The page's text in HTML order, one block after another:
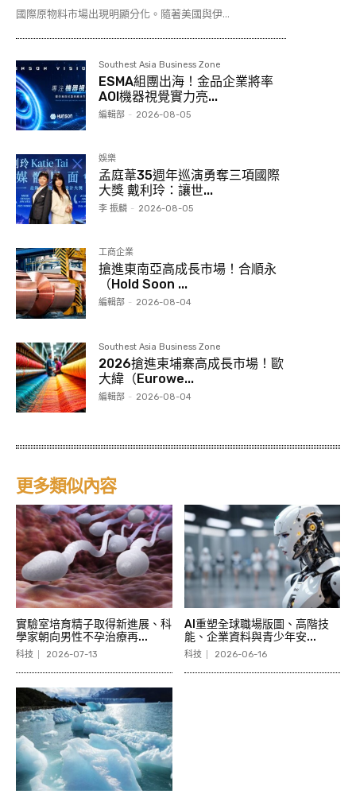
國際原物料市場出現明顯分化。隨著美國與伊...
Southest Asia Business Zone
ESMA組團出海！金品企業將率
AOI機器視覺實力亮...
編輯部 - 2026-08-05
娛樂
孟庭葦35週年巡演勇奪三項國際
大獎 戴利玲：讓世...
李 振麟 - 2026-08-05
工商企業
搶進東南亞高成長市場！合順永
（Hold Soon ...
編輯部 - 2026-08-04
Southest Asia Business Zone
2026搶進柬埔寨高成長市場！歐
大緯（Eurowe...
編輯部 - 2026-08-04
更多類似內容
實驗室培育精子取得新進展、科
學家朝向男性不孕治療再...
科技 2026-07-13
AI重塑全球職場版圖、高階技
能、企業資料與青少年安...
科技 2026-06-16